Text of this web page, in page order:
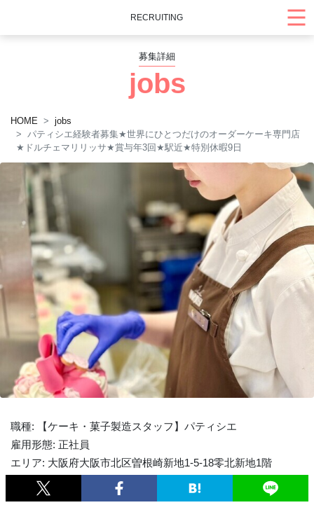
RECRUITING
募集詳細
jobs
HOME
jobs
パティシエ経験者募集★世界にひとつだけのオーダーケーキ専門店
★ ドルチェマリリッサ★賞与年3回 ★駅近★特別休暇9日
職種: 【ケーキ・菓子製造スタッフ】パティシエ
雇用形態: 正社員
エリア: 大阪府大阪市北区曽根崎新地1-5-18零北新地1階